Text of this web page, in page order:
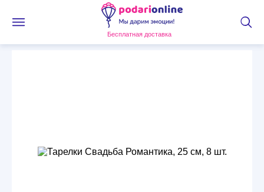
Бесплатная доставка